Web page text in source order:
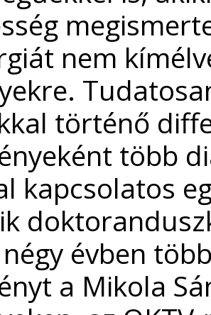
nem
történő
több
kapcsolatos
évben
a Mikola